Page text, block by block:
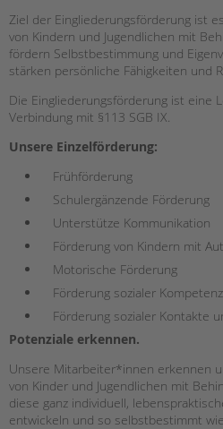
Tagesgruppen
HILFEN ZUR ERZIEHUNG
EINGLIEDERUNGSHILFE
BETREUTES WOHNEN
Zertfikatskurse
Seminarkalender
Seminarräume
PROFIL | LEITBILD
Kinder- und Jugendschutz
Unsere Videos
Gesellschafter VdK
Suchen
Ziel der Eingliederungsförderung ist
von Kindern und Jugendlichen mit
fördern Selbstbestimmung und
stärken persönliche Fähigkeiten und
Die Eingliederungsförderung ist eine
Verbindung mit §113 SGB IX.
Unsere Einzelförderung:
Frühförderung
Schulergänzende Förderung
Unterstütze Kommunikation
Förderung von Kindern mit
Motorische Förderung
Förderung sozialer
Förderung sozialer Kontakte
Potenziale erkennen.
Unsere Mitarbeiter*innen erkennen
von Kinder und Jugendlichen mit
diese ganz individuell,
entwickeln und so selbstbestimmt